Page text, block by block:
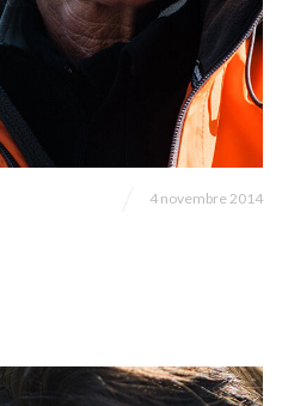
4 novembre 2014